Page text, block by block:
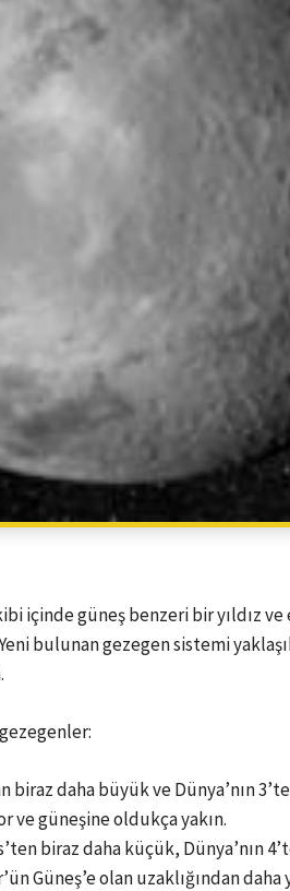
içinde güneş benzeri bir yıldız
bulunan gezegen sistemi
biraz daha büyük ve Dünya’nın
ve güneşine oldukça yakın.
biraz daha küçük, Dünya’nın
Güneş’e olan uzaklığından daha